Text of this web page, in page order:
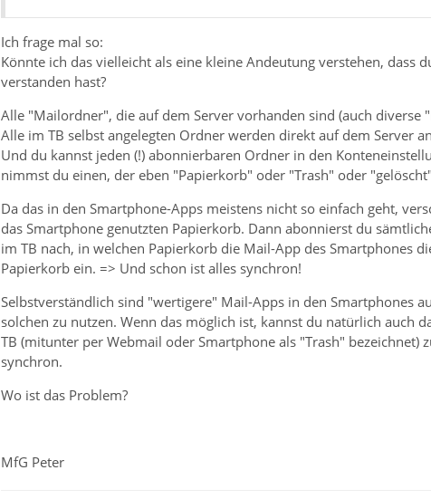
Ich frage mal so:
Könnte ich das vielleicht als eine kleine Andeutung verstehen,
verstanden hast?
Alle "Mailordner", die auf dem Server vorhanden sind (auch
Alle im TB selbst angelegten Ordner werden direkt auf dem Server
Und du kannst jeden (!) abonnierbaren Ordner in den
nimmst du einen, der eben "Papierkorb" oder "Trash" oder
Da das in den Smartphone-Apps meistens nicht so einfach geht,
das Smartphone genutzten Papierkorb. Dann abonnierst du
im TB nach, in welchen Papierkorb die Mail-App des Smartphones
Papierkorb ein. => Und schon ist alles synchron!
Selbstverständlich sind "wertigere" Mail-Apps in den Smartphones
solchen zu nutzen. Wenn das möglich ist, kannst du natürlich auch
TB (mitunter per Webmail oder Smartphone als "Trash"
synchron.
Wo ist das Problem?
MfG Peter